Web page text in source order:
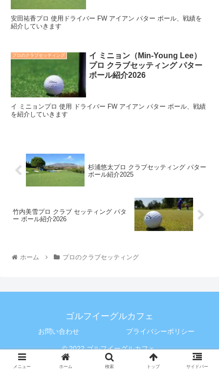
安田祐香プロ 使用ドライバー FW アイアン パター ボール、戦績を
紹介していきます
プロのクラブセッティング
イ ミニョン（Min-Young Lee）
プロ クラブセッティング パター
ボール紹介2026
イ ミニョンプロ 使用 ドライバー FW アイアン パター ボール、戦績
を紹介していきます
杉浦悠太プロ クラブセッティング パター
ボール紹介2025
竹内美雪プロ クラブ セッティング パタ
ー ボール紹介2026
ホーム プロのクラブセッティング
ゴルフイーグルカフェ
お問い合わせ プライバシーポリシー
© 2022 ゴルフイーグルカフェ.
メニュー ホーム 検索 トップ サイドバー